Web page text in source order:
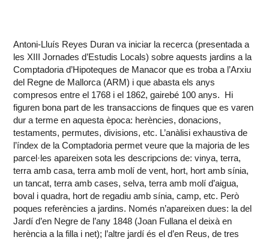
Antoni-Lluís Reyes Duran va iniciar la recerca (presentada a
les XIII Jornades d’Estudis Locals) sobre aquests jardins a la
Comptadoria d’Hipoteques de Manacor que es troba a l’Arxiu
del Regne de Mallorca (ARM) i que abasta els anys
compresos entre el 1768 i el 1862, gairebé 100 anys. Hi
figuren bona part de les transaccions de finques que es varen
dur a terme en aquesta època: herències, donacions,
testaments, permutes, divisions, etc. L’anàlisi exhaustiva de
l’índex de la Comptadoria permet veure que la majoria de les
parcel·les apareixen sota les descripcions de: vinya, terra,
terra amb casa, terra amb molí de vent, hort, hort amb sínia,
un tancat, terra amb cases, selva, terra amb molí d’aigua,
boval i quadra, hort de regadiu amb sínia, camp, etc. Però
poques referències a jardins. Només n’apareixen dues: la del
Jardí d’en Negre de l’any 1848 (Joan Fullana el deixà en
herència a la filla i net); l’altre jardí és el d’en Reus, de tres